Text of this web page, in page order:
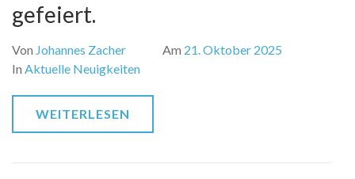
gefeiert.
Von Johannes Zacher Am 21. Oktober 2025
In Aktuelle Neuigkeiten
WEITERLESEN